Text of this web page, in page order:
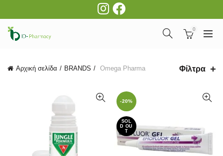
0
Αρχική σελίδα BRANDS Omega Pharma Φίλτρα
-20%
SOL
D OU
T